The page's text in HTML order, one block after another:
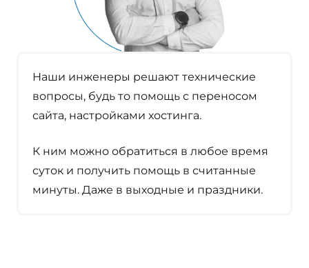
Наши инженеры решают технические
вопросы, будь то помощь с переносом
сайта, настройками хостинга.
К ним можно обратиться в любое время
суток и получить помощь в считанные
минуты. Даже в выходные и праздники.